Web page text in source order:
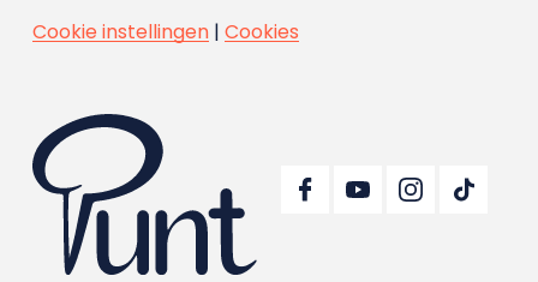
Cookie instellingen| Cookies